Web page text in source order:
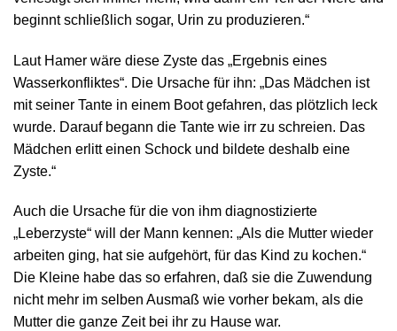
beginnt schließlich sogar, Urin zu produzieren.“
Laut Hamer wäre diese Zyste das „Ergebnis eines
Wasserkonfliktes“. Die Ursache für ihn: „Das Mädchen ist
mit seiner Tante in einem Boot gefahren, das plötzlich leck
wurde. Darauf begann die Tante wie irr zu schreien. Das
Mädchen erlitt einen Schock und bildete deshalb eine
Zyste.“
Auch die Ursache für die von ihm diagnostizierte
„Leberzyste“ will der Mann kennen: „Als die Mutter wieder
arbeiten ging, hat sie aufgehört, für das Kind zu kochen.“
Die Kleine habe das so erfahren, daß sie die Zuwendung
nicht mehr im selben Ausmaß wie vorher bekam, als die
Mutter die ganze Zeit bei ihr zu Hause war.